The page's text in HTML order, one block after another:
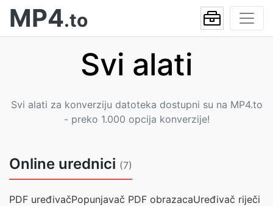
MP4.to
Svi alati
Svi alati za konverziju datoteka dostupni su na MP4.to
- preko 1.000 opcija konverzije!
Online urednici (7)
PDF uređivačPopunjavač PDF obrazacaUređivač riječi